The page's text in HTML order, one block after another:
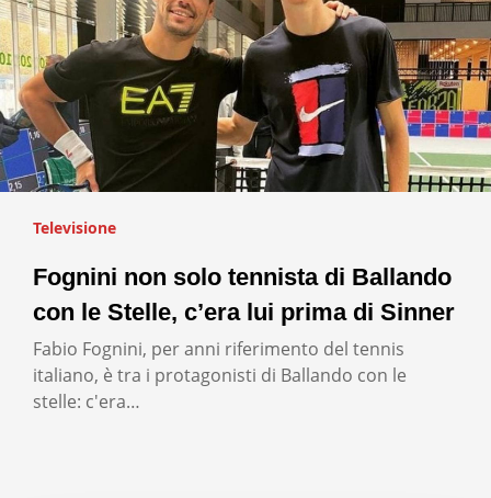
Televisione
Fognini non solo tennista di Ballando
con le Stelle, c’era lui prima di Sinner
Fabio Fognini, per anni riferimento del tennis
italiano, è tra i protagonisti di Ballando con le
stelle: c'era…